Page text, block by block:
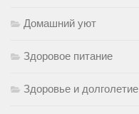
Домашний уют
Здоровое питание
Здоровье и долголетие